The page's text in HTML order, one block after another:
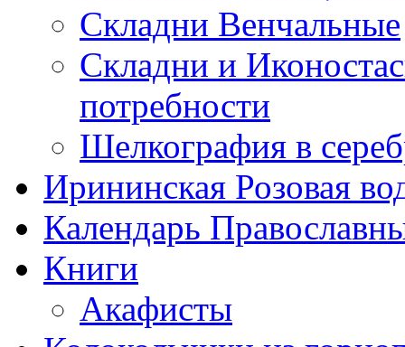
Складни Венчальные
Складни и
потребности
Шелкография в
Ирининская Розовая
Календарь
Книги
Акафисты